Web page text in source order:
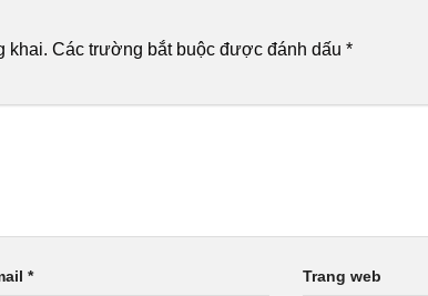
khai. Các trường bắt buộc được đánh dấu *
* Trang web